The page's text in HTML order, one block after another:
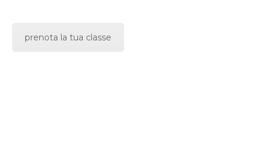
prenota la tua classe